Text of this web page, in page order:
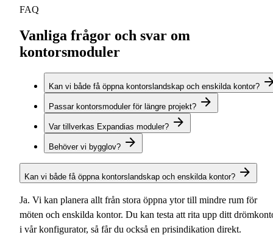
FAQ
Vanliga frågor och svar om
kontorsmoduler
Kan vi både få öppna kontorslandskap och enskilda kontor?
Passar kontorsmoduler för längre projekt?
Var tillverkas Expandias moduler?
Behöver vi bygglov?
Kan vi både få öppna kontorslandskap och enskilda kontor?
Ja. Vi kan planera allt från stora öppna ytor till mindre rum för
möten och enskilda kontor. Du kan testa att rita upp ditt
i vår konfigurator, så får du också en prisindikation direkt.